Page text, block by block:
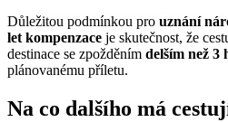
Důležitou podmínkou pro uznání
let kompenzace je skutečnost, že
destinace se zpožděním delším než 3
plánovanému příletu.
Na co dalšího má